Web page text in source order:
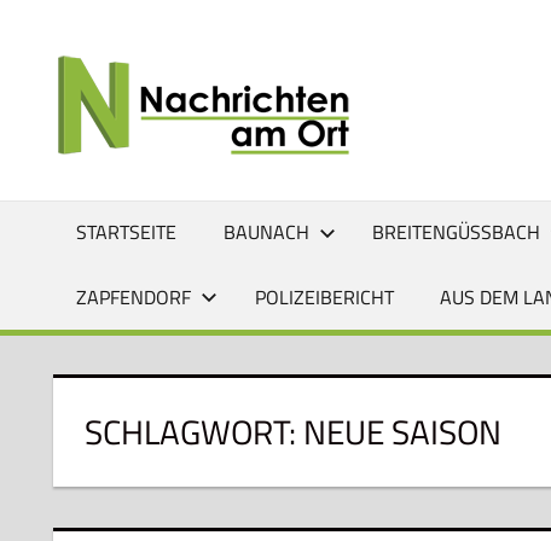
ORT
Lokale
News
Baunach,
Hallstadt,
Lauter,
Rattelsdorf,
Reckendorf
Zapfendorf
STARTSEITE BAUNACH BREITENGÜSSBACH
ZAPFENDORF POLIZEIBERICHT AUS DEM
SCHLAGWORT: NEUE SAISON